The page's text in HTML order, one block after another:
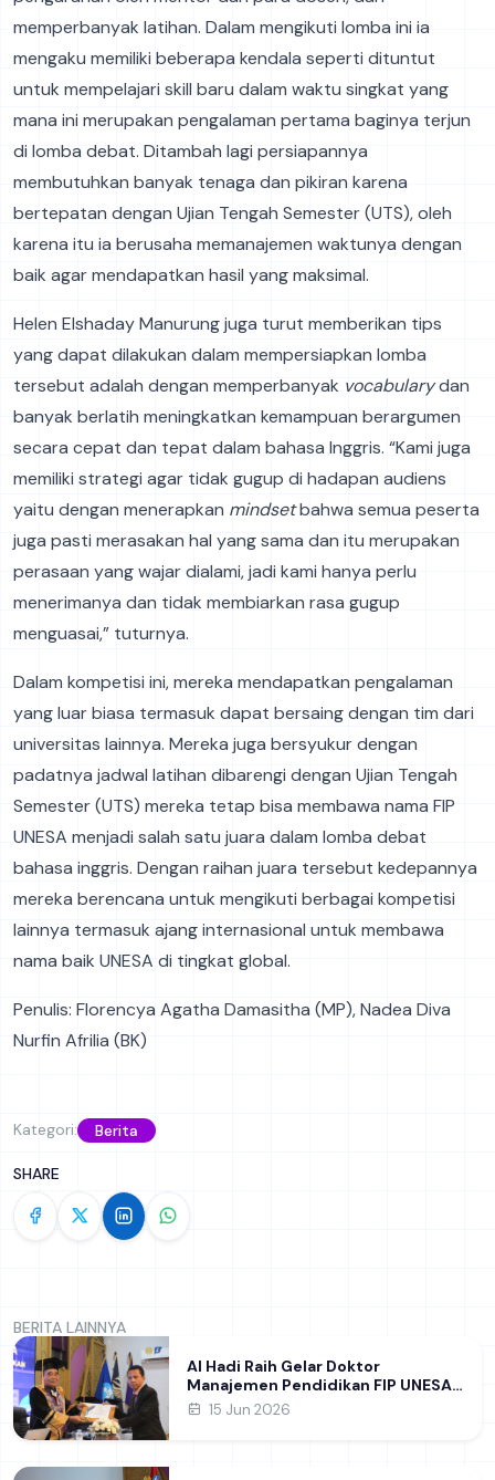
memperbanyak latihan. Dalam mengikuti lomba ini ia
mengaku memiliki beberapa kendala seperti dituntut
untuk mempelajari skill baru dalam waktu singkat yang
mana ini merupakan pengalaman pertama baginya terjun
di lomba debat. Ditambah lagi persiapannya
membutuhkan banyak tenaga dan pikiran karena
bertepatan dengan Ujian Tengah Semester (UTS), oleh
karena itu ia berusaha memanajemen waktunya dengan
baik agar mendapatkan hasil yang maksimal.
Helen Elshaday Manurung juga turut memberikan tips
yang dapat dilakukan dalam mempersiapkan lomba
tersebut adalah dengan memperbanyak vocabularydan
banyak berlatih meningkatkan kemampuan berargumen
secara cepat dan tepat dalam bahasa Inggris. “Kami juga
memiliki strategi agar tidak gugup di hadapan audiens
yaitu dengan menerapkan mindsetbahwa semua peserta
juga pasti merasakan hal yang sama dan itu merupakan
perasaan yang wajar dialami, jadi kami hanya perlu
menerimanya dan tidak membiarkan rasa gugup
menguasai,” tuturnya.
Dalam kompetisi ini, mereka mendapatkan pengalaman
yang luar biasa termasuk dapat bersaing dengan tim dari
universitas lainnya. Mereka juga bersyukur dengan
padatnya jadwal latihan dibarengi dengan Ujian Tengah
Semester (UTS) mereka tetap bisa membawa nama FIP
UNESA menjadi salah satu juara dalam lomba debat
bahasa inggris. Dengan raihan juara tersebut kedepannya
mereka berencana untuk mengikuti berbagai kompetisi
lainnya termasuk ajang internasional untuk membawa
nama baik UNESA di tingkat global.
Penulis: Florencya Agatha Damasitha (MP), Nadea Diva
Nurfin Afrilia (BK)
Kategori: Berita
SHARE
BERITA LAINNYA
Al Hadi Raih Gelar Doktor
Manajemen Pendidikan FIP UNESA
melalui Riset Pembentukan
15 Jun 2026